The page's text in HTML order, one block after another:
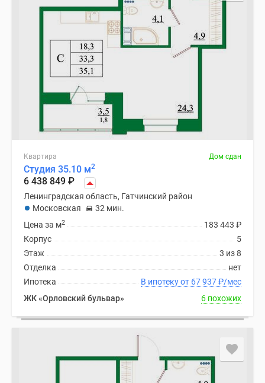
Квартира Дом сдан
Студия 35.10 м2
6 438 849 ₽
Ленинградская область, Гатчинский район
Московская
32 мин.
183 443 ₽
Цена за м2
5
Корпус
3 из 8
Этаж
нет
Отделка
В ипотеку от 67 937₽/мес
Ипотека
ЖК «Орловский бульвар»
6 похожих